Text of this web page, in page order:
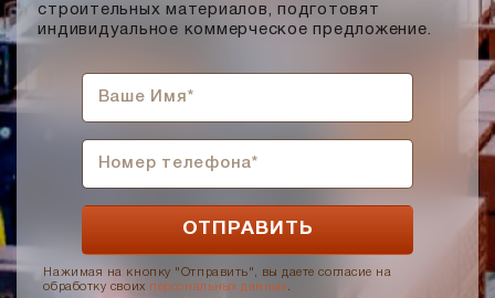
строительных материалов, подготовят
индивидуальное коммерческое предложение.
Нажимая на кнопку "Отправить", вы даете согласие на
обработку своих персональных данных